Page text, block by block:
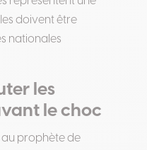
doivent être
nationales
les
le choc
au prophète de